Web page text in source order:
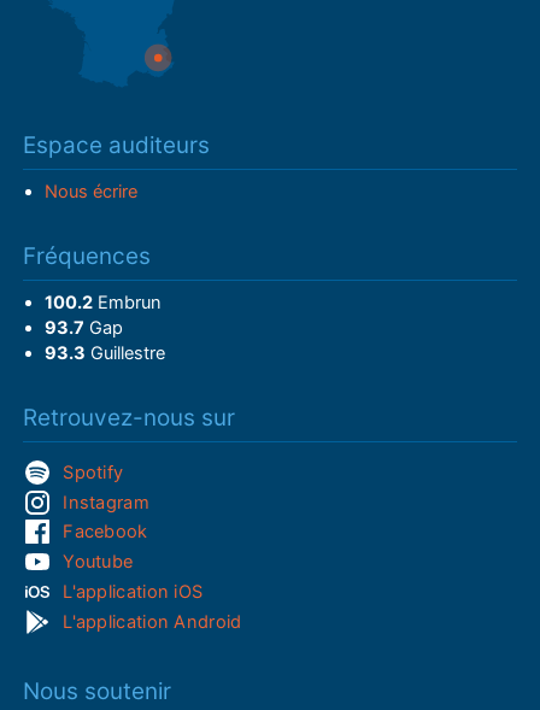
Espace auditeurs
Nous écrire
Fréquences
100.2Embrun
93.7 Gap
93.3 Guillestre
Retrouvez-nous sur
Spotify
Instagram
Facebook
Youtube
L'application iOS
L'application Android
Nous soutenir